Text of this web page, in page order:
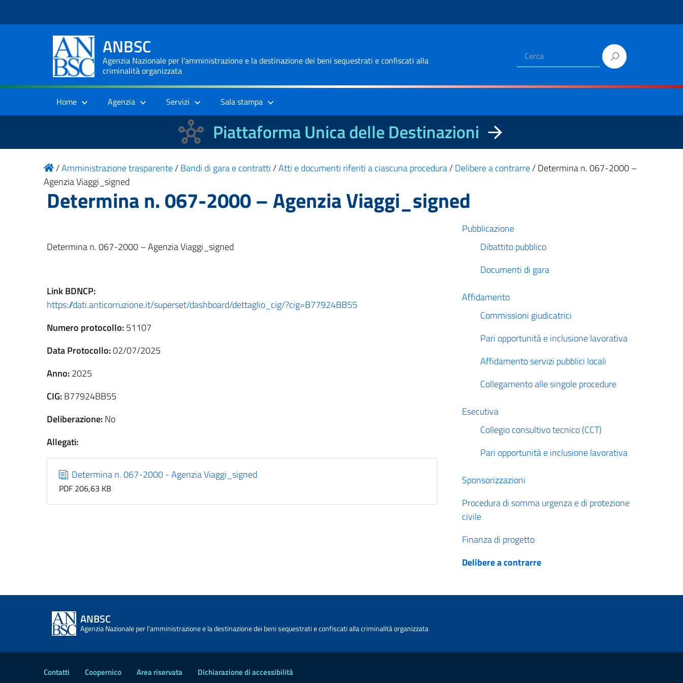
ANBSC
Agenzia Nazionale per l'amministrazione e la destinazione dei beni sequestrati e confiscati alla
criminalità organizzata
Home Agenzia Servizi Sala stampa
Piattaforma Unica delle Destinazioni
/Amministrazione trasparente/Bandi di gara e contratti/Atti e documenti riferiti a ciascuna procedura/Delibere a contrarre/Determina n. 067-2000 –
Agenzia Viaggi_signed
Determina n. 067-2000 – Agenzia Viaggi_signed
Determina n. 067-2000 – Agenzia Viaggi_signed
LinkBDNCP:
https://dati.anticorruzione.it/superset/dashboard/dettaglio_cig/?cig=B77924BB55
Numero protocollo:51107
Data Protocollo:02/07/2025
Anno:2025
CIG:B77924BB55
Deliberazione:No
Allegati:
Determina n. 067-2000 - Agenzia Viaggi_signed
PDF 206,63 KB
Pubblicazione
Dibattito pubblico
Documenti di gara
Affidamento
Commissioni giudicatrici
Pari opportunità e inclusione lavorativa
Affidamento servizi pubblici locali
Collegamento alle singole procedure
Esecutiva
Collegio consultivo tecnico (CCT)
Pari opportunità e inclusione lavorativa
Sponsorizzazioni
Procedura di somma urgenza e di protezione
civile
Finanza di progetto
Delibere a contrarre
ANBSC
Agenzia Nazionale per l'amministrazione e la destinazione dei beni sequestrati e confiscati alla criminalità organizzata
Contatti Coopernico Area riservata Dichiarazione di accessibilità